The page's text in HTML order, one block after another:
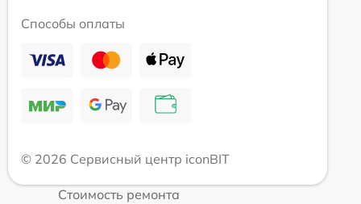
Способы оплаты
© 2026 Сервисный центр iconBIT
Стоимость ремонта